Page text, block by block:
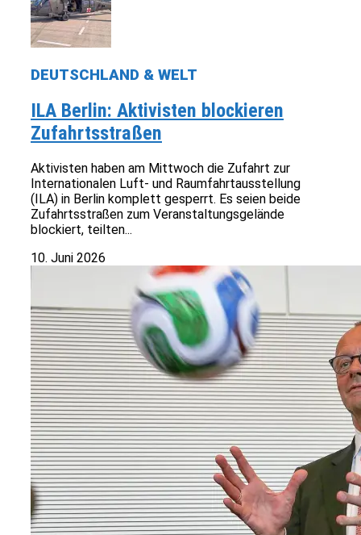
DEUTSCHLAND & WELT
ILA Berlin: Aktivisten blockieren
Zufahrtsstraßen
Aktivisten haben am Mittwoch die Zufahrt zur
Internationalen Luft- und Raumfahrtausstellung
(ILA) in Berlin komplett gesperrt. Es seien beide
Zufahrtsstraßen zum Veranstaltungsgelände
blockiert, teilten...
10. Juni 2026